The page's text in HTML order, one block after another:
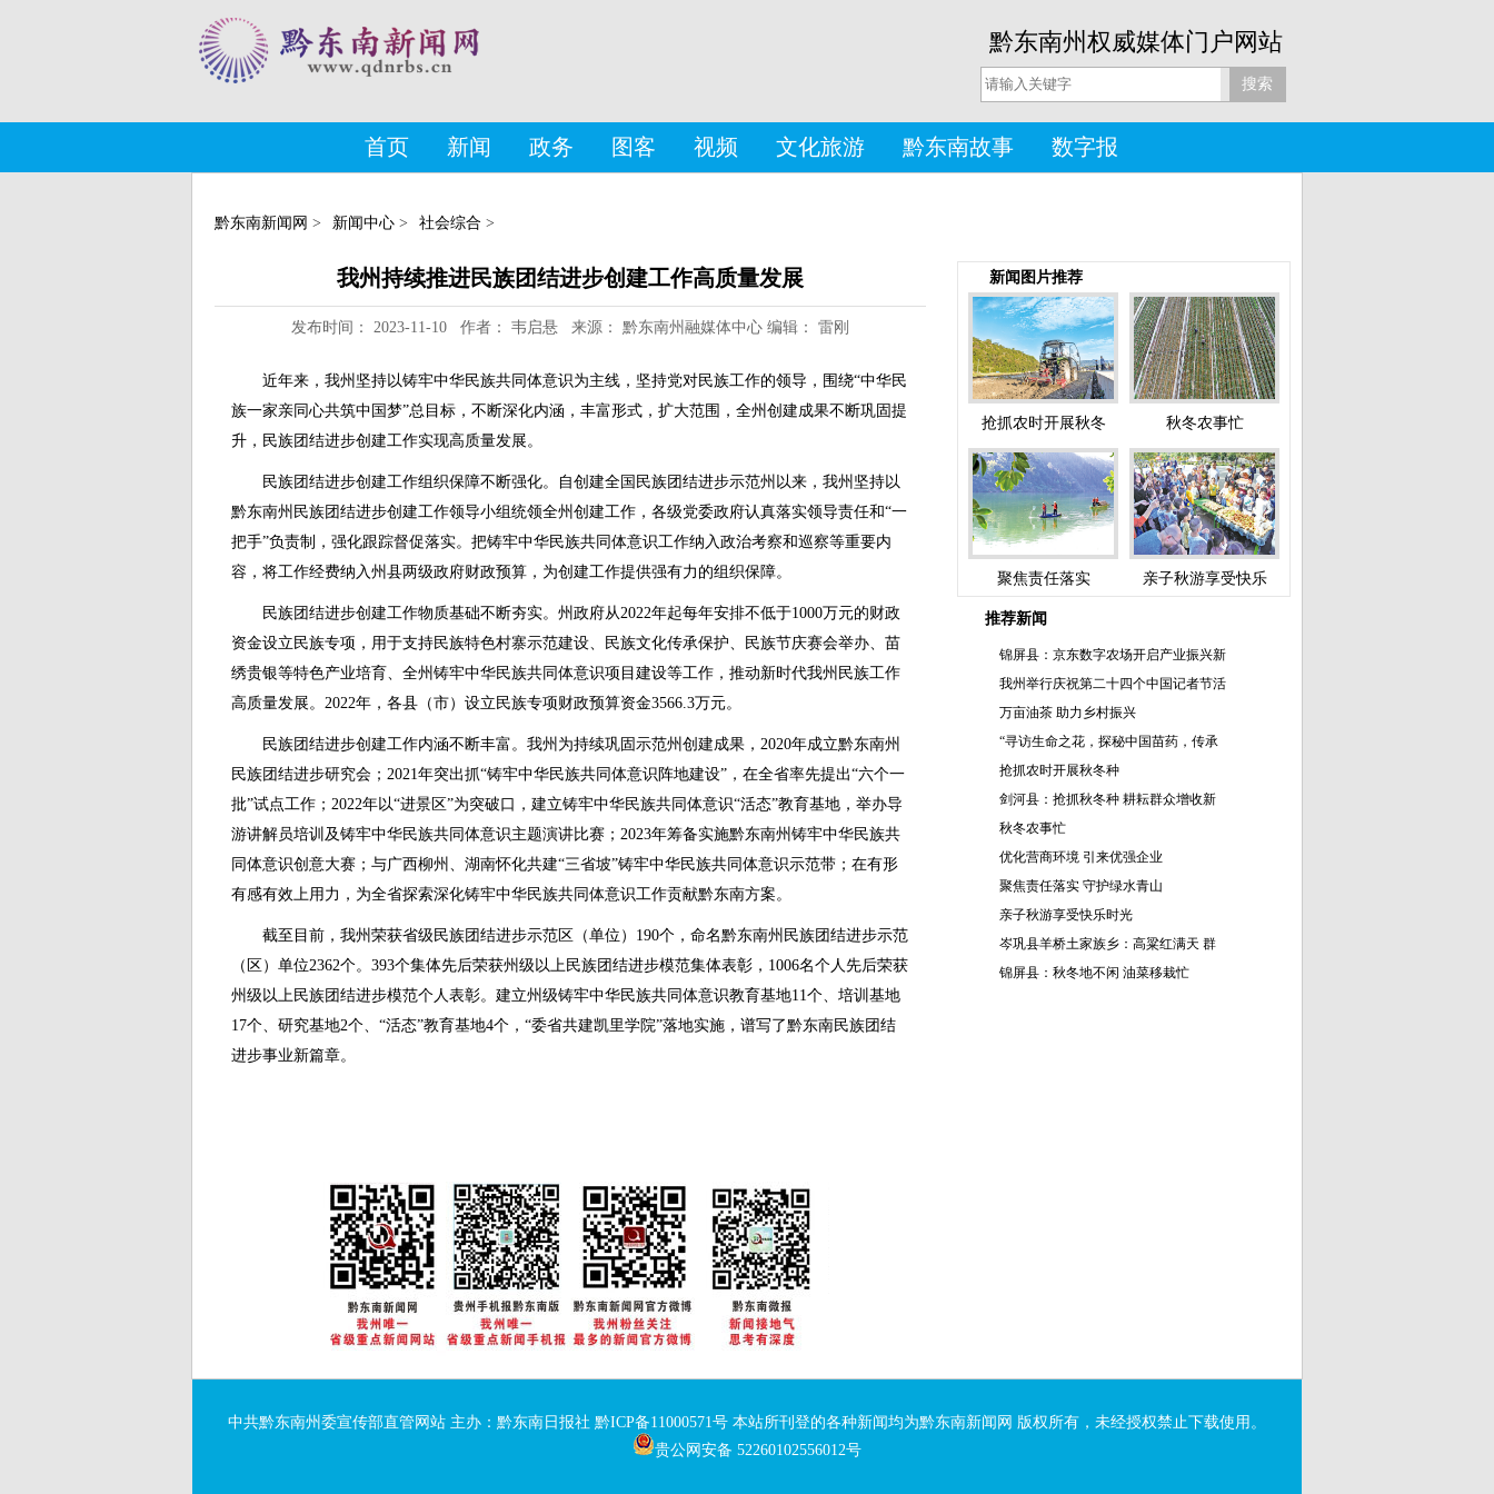
黔东南州权威媒体门户网站
首页 新闻 政务 图客 视频 文化旅游 黔东南故事 数字报
黔东南新闻网 > 新闻中心 > 社会综合 >
我州持续推进民族团结进步创建工作高质量发展
发布时间： 2023-11-10 作者： 韦启悬 来源： 黔东南州融媒体中心 编辑： 雷刚
近年来，我州坚持以铸牢中华民族共同体意识为主线，坚持党对民族工作的领导，围绕“中华民
族一家亲同心共筑中国梦”总目标，不断深化内涵，丰富形式，扩大范围，全州创建成果不断巩固提
升，民族团结进步创建工作实现高质量发展。
民族团结进步创建工作组织保障不断强化。自创建全国民族团结进步示范州以来，我州坚持以
黔东南州民族团结进步创建工作领导小组统领全州创建工作，各级党委政府认真落实领导责任和“一
把手”负责制，强化跟踪督促落实。把铸牢中华民族共同体意识工作纳入政治考察和巡察等重要内
容，将工作经费纳入州县两级政府财政预算，为创建工作提供强有力的组织保障。
民族团结进步创建工作物质基础不断夯实。州政府从2022年起每年安排不低于1000万元的财政
资金设立民族专项，用于支持民族特色村寨示范建设、民族文化传承保护、民族节庆赛会举办、苗
绣贵银等特色产业培育、全州铸牢中华民族共同体意识项目建设等工作，推动新时代我州民族工作
高质量发展。2022年，各县（市）设立民族专项财政预算资金3566.3万元。
民族团结进步创建工作内涵不断丰富。我州为持续巩固示范州创建成果，2020年成立黔东南州
民族团结进步研究会；2021年突出抓“铸牢中华民族共同体意识阵地建设”，在全省率先提出“六个一
批”试点工作；2022年以“进景区”为突破口，建立铸牢中华民族共同体意识“活态”教育基地，举办导
游讲解员培训及铸牢中华民族共同体意识主题演讲比赛；2023年筹备实施黔东南州铸牢中华民族共
同体意识创意大赛；与广西柳州、湖南怀化共建“三省坡”铸牢中华民族共同体意识示范带；在有形
有感有效上用力，为全省探索深化铸牢中华民族共同体意识工作贡献黔东南方案。
截至目前，我州荣获省级民族团结进步示范区（单位）190个，命名黔东南州民族团结进步示范
（区）单位2362个。393个集体先后荣获州级以上民族团结进步模范集体表彰，1006名个人先后荣获
州级以上民族团结进步模范个人表彰。建立州级铸牢中华民族共同体意识教育基地11个、培训基地
17个、研究基地2个、“活态”教育基地4个，“委省共建凯里学院”落地实施，谱写了黔东南民族团结
进步事业新篇章。
新闻图片推荐
抢抓农时开展秋冬 秋冬农事忙
聚焦责任落实 亲子秋游享受快乐
推荐新闻
锦屏县：京东数字农场开启产业振兴新
我州举行庆祝第二十四个中国记者节活
万亩油茶 助力乡村振兴
“寻访生命之花，探秘中国苗药，传承
抢抓农时开展秋冬种
剑河县：抢抓秋冬种 耕耘群众增收新
秋冬农事忙
优化营商环境 引来优强企业
聚焦责任落实 守护绿水青山
亲子秋游享受快乐时光
岑巩县羊桥土家族乡：高粱红满天 群
锦屏县：秋冬地不闲 油菜移栽忙
中共黔东南州委宣传部直管网站 主办：黔东南日报社 黔ICP备11000571号 本站所刊登的各种新闻均为黔东南新闻网 版权所有，未经授权禁止下载使用。
贵公网安备 52260102556012号